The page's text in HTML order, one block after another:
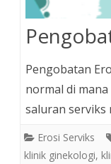
Pengobatan
normal di
saluran serviks
Erosi Serviks
klinik ginekologi,